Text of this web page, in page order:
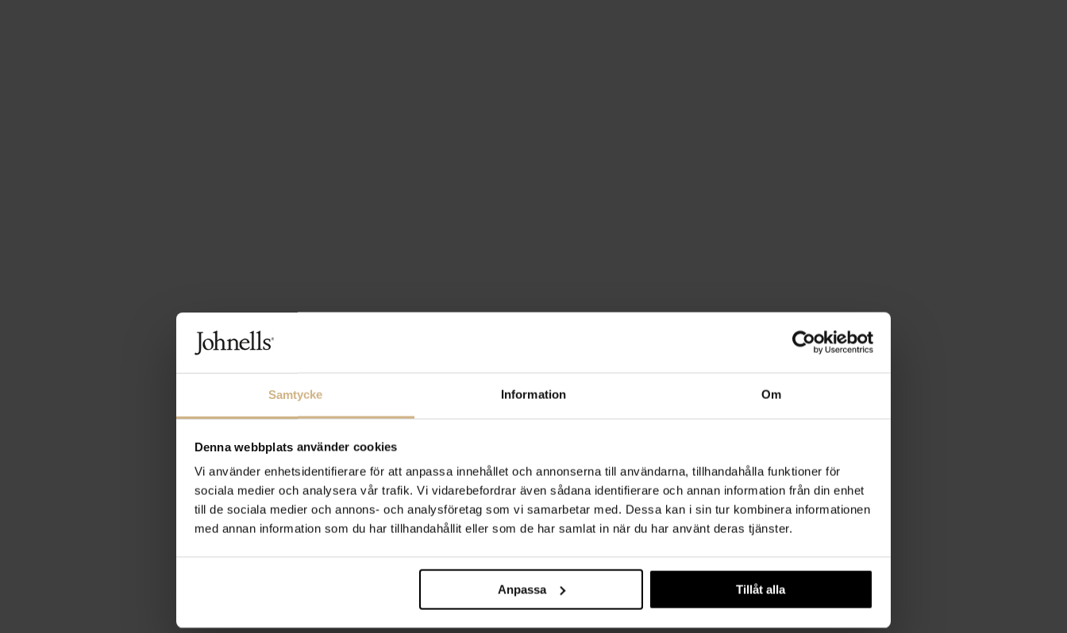
Samtycke Information Om
Denna webbplats använder cookies
Vi använder enhetsidentifierare för att anpassa innehållet och annonserna till användarna, tillhandahålla funktioner för
sociala medier och analysera vår trafik. Vi vidarebefordrar även sådana identifierare och annan information från din enhet
till de sociala medier och annons- och analysföretag som vi samarbetar med. Dessa kan i sin tur kombinera informationen
med annan information som du har tillhandahållit eller som de har samlat in när du har använt deras tjänster.
Anpassa Tillåt alla